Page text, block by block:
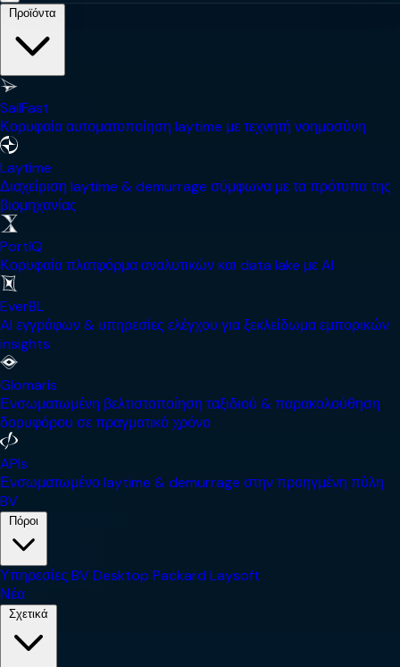
Μενού Πλοήγησης Κινητού
Προϊόντα
SailFast
Κορυφαία αυτοματοποίηση laytime με τεχνητή νοημοσύνη
Laytime
Διαχείριση laytime & demurrage σύμφωνα με τα πρότυπα της
βιομηχανίας
PortIQ
Κορυφαία πλατφόρμα αναλυτικών και data lake με AI
EverBL
AI εγγράφων & υπηρεσίες ελέγχου για ξεκλείδωμα εμπορικών
insights
Glomaris
Ενσωματωμένη βελτιστοποίηση ταξιδιού & παρακολούθηση
δορυφόρου σε πραγματικό χρόνο
APIs
Ενσωματωμένο laytime & demurrage στην προηγμένη πύλη
BV
Πόροι
Υπηρεσίες BV Desktop Packard Laysoft
Νέα
Σχετικά